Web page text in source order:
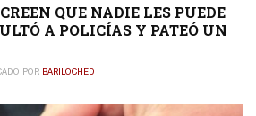
QUE NADIE LES PUEDE
A POLICÍAS Y PATEÓ UN
POR BARILOCHED